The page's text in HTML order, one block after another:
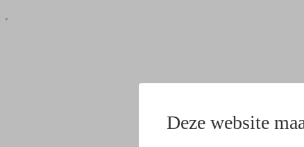
Deze website